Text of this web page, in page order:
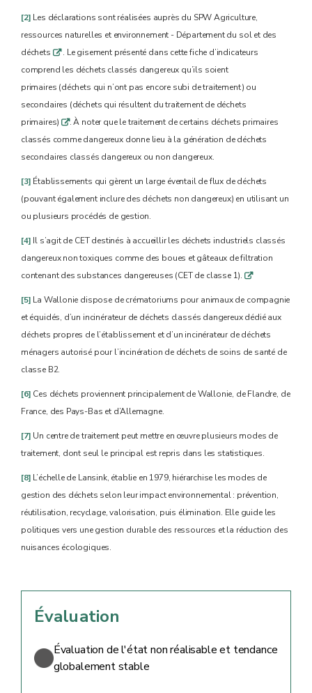
[2] Les déclarations sont réalisées auprès du SPW Agriculture,
ressources naturelles et environnement - Département du sol et des
déchets q. Le gisement présenté dans cette fiche d’indicateurs
comprend les déchets classés dangereux qu’ils soient
primaires (déchets qui n’ont pas encore subi de traitement) ou
secondaires (déchets qui résultent du traitement de déchets
primaires)q. À noter que le traitement de certains déchets primaires
classés comme dangereux donne lieu à la génération de déchets
secondaires classés dangereux ou non dangereux.
[3] Établissements qui gèrent un large éventail de flux de déchets
(pouvant également inclure des déchets non dangereux) en utilisant un
ou plusieurs procédés de gestion.
[4] Il s’agit de CET destinés à accueillir les déchets industriels classés
dangereux non toxiques comme des boues et gâteaux de filtration
contenant des substances dangereuses (CET de classe 1). q
[5] La Wallonie dispose de crématoriums pour animaux de compagnie
et équidés, d’un incinérateur de déchets classés dangereux dédié aux
déchets propres de l’établissement et d’un incinérateur de déchets
ménagers autorisé pour l’incinération de déchets de soins de santé de
classe B2.
[6] Ces déchets proviennent principalement de Wallonie, de Flandre, de
France, des Pays-Bas et d’Allemagne.
[7] Un centre de traitement peut mettre en œuvre plusieurs modes de
traitement, dont seul le principal est repris dans les statistiques.
[8] L’échelle de Lansink, établie en 1979, hiérarchise les modes de
gestion des déchets selon leur impact environnemental : prévention,
réutilisation, recyclage, valorisation, puis élimination. Elle guide les
politiques vers une gestion durable des ressources et la réduction des
nuisances écologiques.
Évaluation
Évaluation de l'état non réalisable et tendance
globalement stable